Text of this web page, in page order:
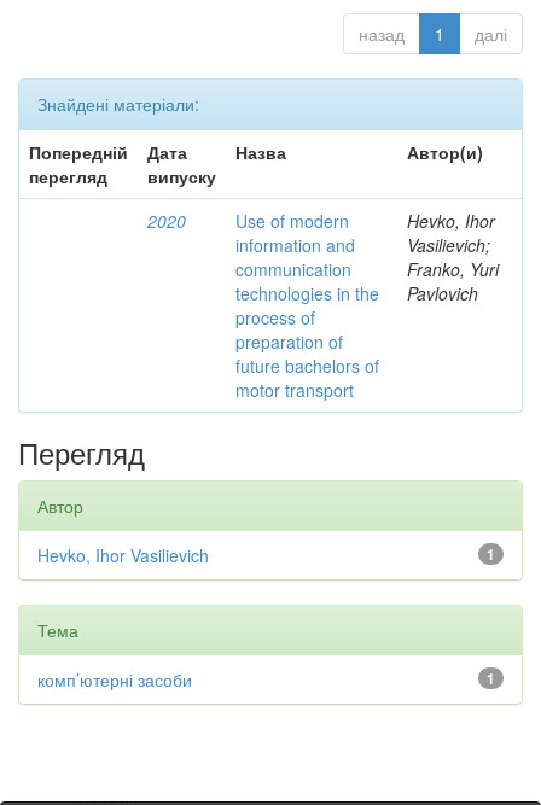
назад 1 далі
Знайдені матеріали:
Попередній
перегляд
Дата
випуску
Назва Автор(и)
2020
Use of modern
information and
communication
technologies in the
process of
preparation of
future bachelors of
motor transport
Hevko, Ihor
Vasilievich;
Franko, Yuri
Pavlovich
Перегляд
Автор
1
Hevko, Ihor Vasilievich
Тема
1
комп’ютерні засоби